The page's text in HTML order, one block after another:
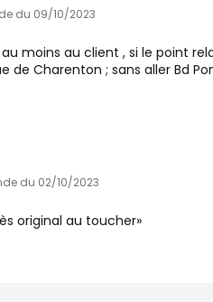
du 09/10/2023
au moins au client , si le point
de Charenton ; sans aller Bd
du 02/10/2023
original au toucher